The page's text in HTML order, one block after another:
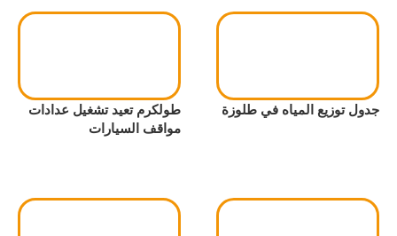
جدول توزيع المياه في طلوزة
طولكرم تعيد تشغيل عدادات
مواقف السيارات